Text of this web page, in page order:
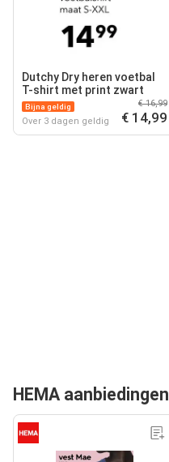
Dutchy Dry heren voetbal
T-shirt met print zwart
Bijna geldig
Over 3 dagen geldig
€ 16,99
€ 14,99
HEMA aanbiedingen